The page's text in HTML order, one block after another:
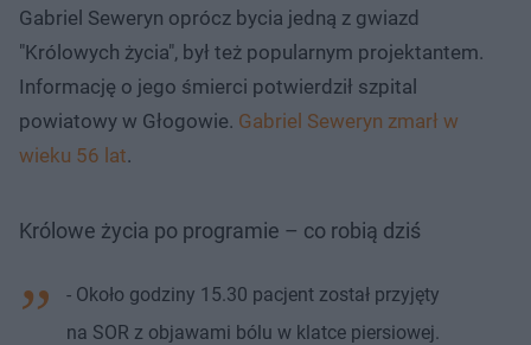
Gabriel Seweryn oprócz bycia jedną z gwiazd
"Królowych życia", był też popularnym projektantem.
Informację o jego śmierci potwierdził szpital
powiatowy w Głogowie. Gabriel Seweryn zmarł w
wieku 56 lat.
Królowe życia po programie – co robią dziś
- Około godziny 15.30 pacjent został przyjęty
na SOR z objawami bólu w klatce piersiowej.